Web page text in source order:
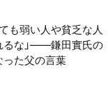
も弱い人や貧乏な人
るな」——鎌田實氏の
た父の言葉